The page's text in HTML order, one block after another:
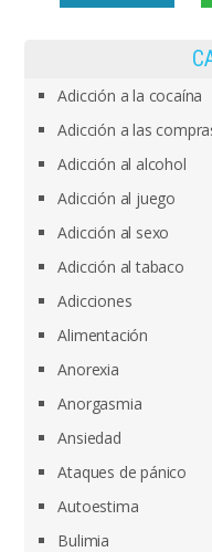
Adicción a la cocaína
Adicción a las
Adicción al alcohol
Adicción al juego
Adicción al sexo
Adicción al tabaco
Adicciones
Alimentación
Anorexia
Anorgasmia
Ansiedad
Ataques de pánico
Autoestima
Bulimia